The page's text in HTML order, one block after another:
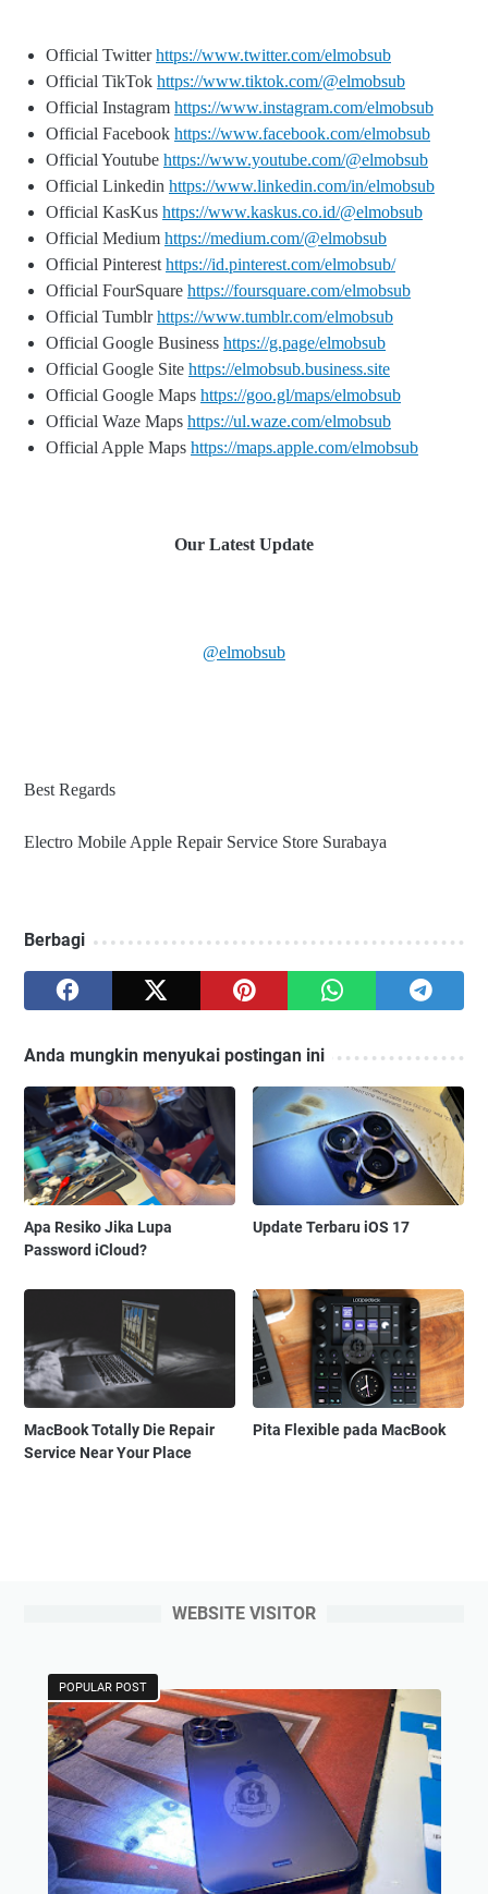
Official Twitterhttps://www.twitter.com/elmobsub
Official TikTok https://www.tiktok.com/@elmobsub
Official Instagram https://www.instagram.com/elmobsub
Official Facebook https://www.facebook.com/elmobsub
Official Youtube https://www.youtube.com/@elmobsub
Official Linkedin https://www.linkedin.com/in/elmobsub
Official KasKus https://www.kaskus.co.id/@elmobsub
Official Medium https://medium.com/@elmobsub
Official Pinterest https://id.pinterest.com/elmobsub/
Official FourSquare https://foursquare.com/elmobsub
Official Tumblrhttps://www.tumblr.com/elmobsub
Official Google Business https://g.page/elmobsub
Official Google Site https://elmobsub.business.site
Official Google Maps https://goo.gl/maps/elmobsub
Official Waze Maps https://ul.waze.com/elmobsub
Official Apple Maps https://maps.apple.com/elmobsub
Our Latest Update
@elmobsub
Best Regards
Electro Mobile Apple Repair Service Store Surabaya
Berbagi
Anda mungkin menyukai postingan ini
Apa Resiko Jika Lupa
Password iCloud?
Update Terbaru iOS 17
MacBook Totally Die Repair
Service Near Your Place
Pita Flexible pada MacBook
WEBSITE VISITOR
POPULAR POST